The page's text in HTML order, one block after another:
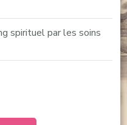
spirituel par les soins